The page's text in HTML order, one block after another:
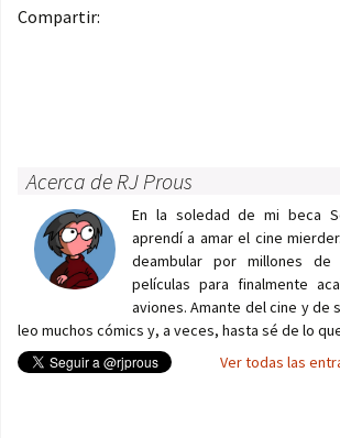
Compartir:
Acerca de RJ Prous
En la soledad de mi beca
aprendí a amar el cine
deambular por millones
películas para finalmente
aviones. Amante del cine y de
leo muchos cómics y, a veces, hasta sé de lo
Ver todas las